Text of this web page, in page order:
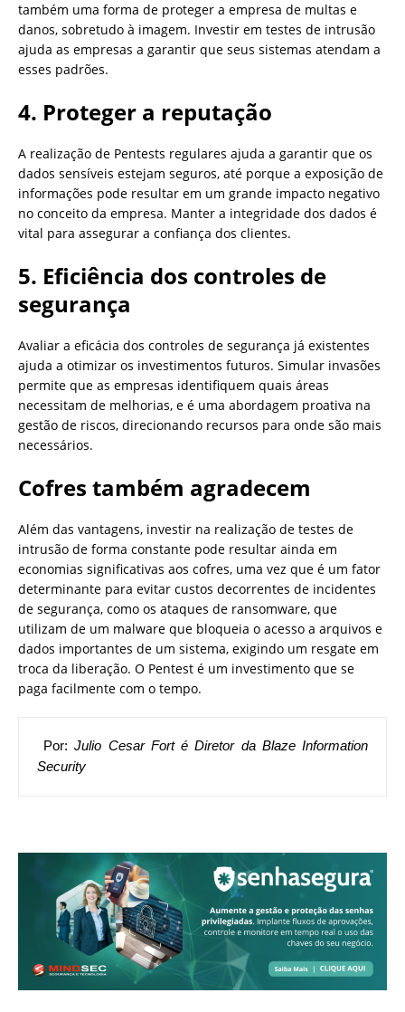
também uma forma de proteger a empresa de multas e
danos, sobretudo à imagem. Investir em testes de intrusão
ajuda as empresas a garantir que seus sistemas atendam a
esses padrões.
4. Proteger a reputação
A realização de Pentests regulares ajuda a garantir que os
dados sensíveis estejam seguros, até porque a exposição de
informações pode resultar em um grande impacto negativo
no conceito da empresa. Manter a integridade dos dados é
vital para assegurar a confiança dos clientes.
5. Eficiência dos controles de
segurança
Avaliar a eficácia dos controles de segurança já existentes
ajuda a otimizar os investimentos futuros. Simular invasões
permite que as empresas identifiquem quais áreas
necessitam de melhorias, e é uma abordagem proativa na
gestão de riscos, direcionando recursos para onde são mais
necessários.
Cofres também agradecem
Além das vantagens, investir na realização de testes de
intrusão de forma constante pode resultar ainda em
economias significativas aos cofres, uma vez que é um fator
determinante para evitar custos decorrentes de incidentes
de segurança, como os ataques de ransomware, que
utilizam de um malware que bloqueia o acesso a arquivos e
dados importantes de um sistema, exigindo um resgate em
troca da liberação. O Pentest é um investimento que se
paga facilmente com o tempo.
Por: Julio Cesar Fort é Diretor da Blaze Information
Security